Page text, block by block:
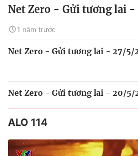
Net Zero - Gửi tương lai
1 năm trước
Net Zero - Gửi tương lai - 27/5/
Net Zero - Gửi tương lai - 20/5/
ALO 114